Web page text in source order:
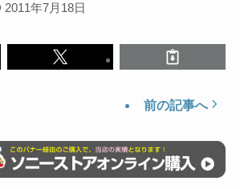
2011年7月18日
前の記事へ